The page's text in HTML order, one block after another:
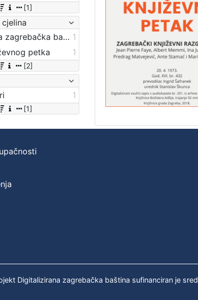
[1]
Digitalizirana zagrebačka baština 1
petka
1
[2]
1
[1]
Digitalizirana zagrebačka baština sufinanciran je